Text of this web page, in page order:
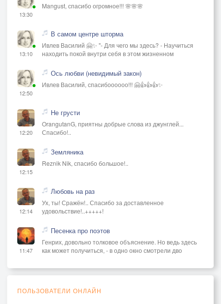
13:30
Mangust, спасибо огромное!!! 🌸🌸🌸
13:10
В самом центре шторма
Ивлев Василий 🤗✨ "- Для чего мы здесь? - Научиться
находить покой внутри себя в этом жизненном
12:50
Ось любви (невидимый закон)
Ивлев Василий, спасибоооооо!!! 🤗👍👍👍✨
12:20
Не грусти
OrangutanG, приятны добрые слова из джунглей...
Спасибо!..
12:15
Земляника
Reznik Nik, спасибо большое!..
12:14
Любовь на раз
Ух, ты! Сражён!.. Спасибо за доставленное
удовольствие!..+++++!
11:47
Песенка про поэтов
Генрих, довольно толковое объяснение. Но ведь здесь
как может получиться, - в одно окно смотрели дво
ПОЛЬЗОВАТЕЛИ ОНЛАЙН